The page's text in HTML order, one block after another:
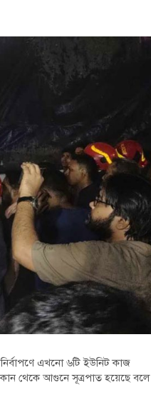
নির্বাপণে এখনো ৬টি ইউনিট কাজ
থেকে আগুনে সূত্রপাত হয়েছে বলে